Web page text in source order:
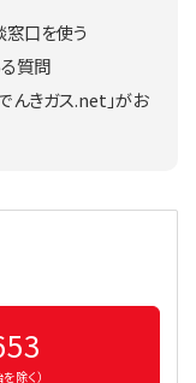
口を使う
質問
んきガス.net」がお
く）